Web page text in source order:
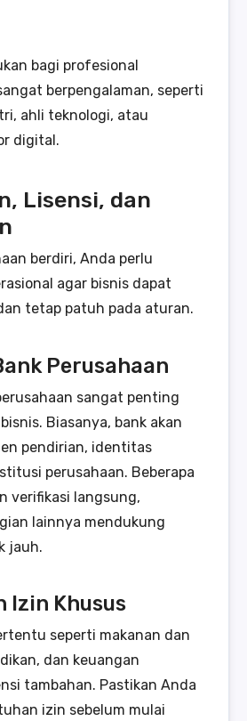
bagi profesional
berpengalaman, seperti
ahli teknologi, atau
digital.
Lisensi, dan
berdiri, Anda perlu
agar bisnis dapat
tetap patuh pada aturan.
Perusahaan
sangat penting
Biasanya, bank akan
pendirian, identitas
perusahaan. Beberapa
verifikasi langsung,
lainnya mendukung
jauh.
Izin Khusus
seperti makanan dan
dan keuangan
tambahan. Pastikan Anda
izin sebelum mulai